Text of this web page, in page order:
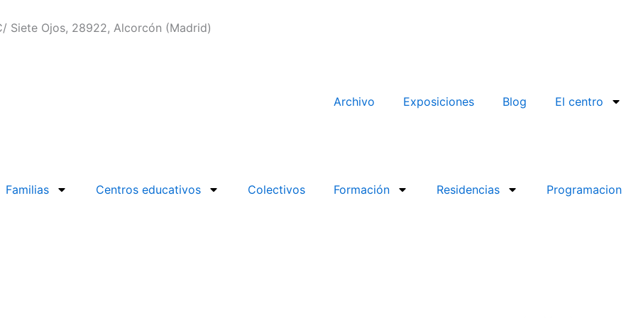
Siete Ojos, 28922, Alcorcón (Madrid)
Archivo Exposiciones Blog El centro
Familias Centros educativos Colectivos Formación Residencias Programacion